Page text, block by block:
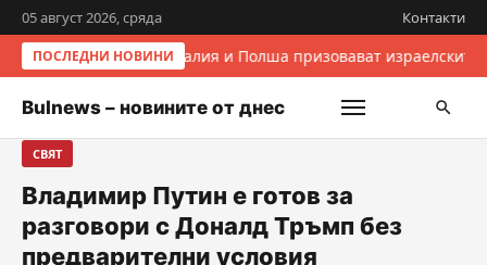
05 август 2026, сряда Контакти
ПОСЛЕДНИ НОВИНИИталия и Полша призовават
Bulnews – новините от днес
СВЯТ
Владимир Путин е готов за
разговори с Доналд Тръмп без
предварителни условия